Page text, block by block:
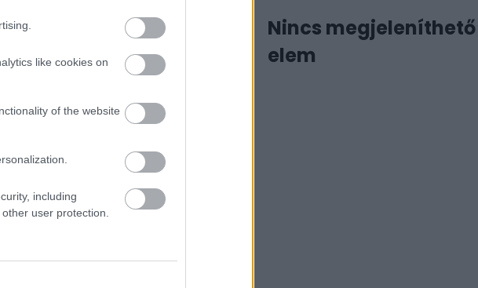
like cookies on
of the website
including
user protection.
kb. 20 perces expozícióval
Franciaországban a belföldi
végül szerencsésen földet értek.
Nincs megjeleníthető
elem